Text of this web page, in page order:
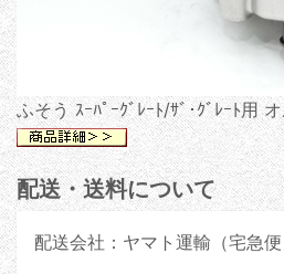
ふそう ｽｰﾊﾟｰｸﾞﾚｰﾄ/ｻﾞ･ｸﾞﾚｰﾄ用
配送・送料について
配送会社：ヤマト運輸（宅急便